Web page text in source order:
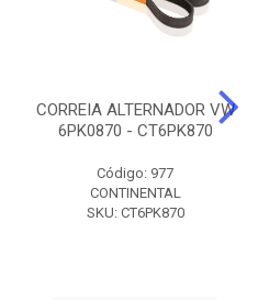
CORREIA ALTERNADOR VW
6PK0870 - CT6PK870
Código: 977
CONTINENTAL
SKU: CT6PK870